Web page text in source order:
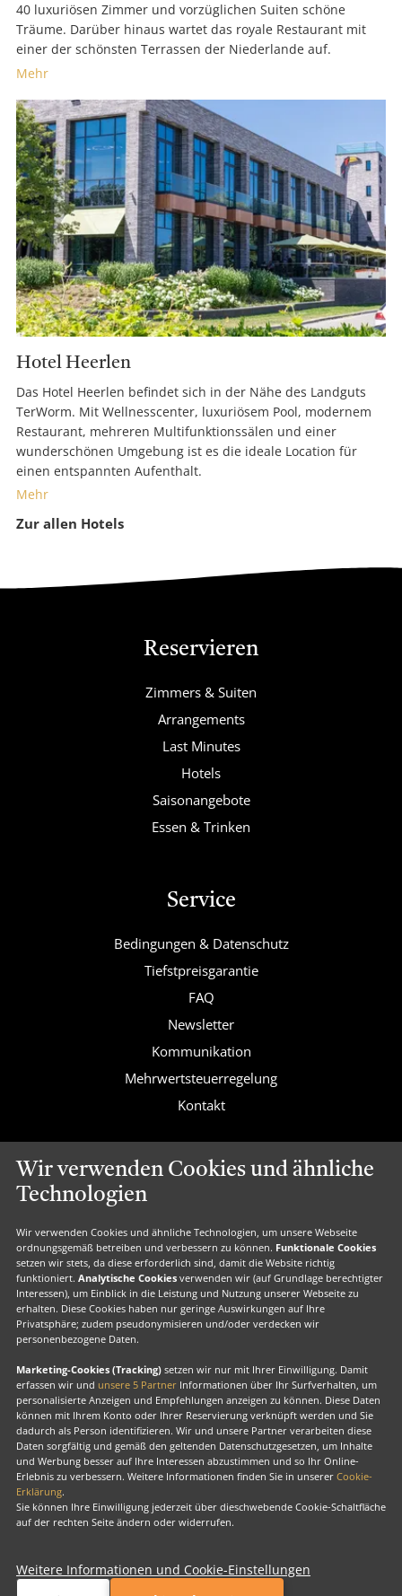
Wir verwenden Cookies und ähnliche
Technologien
Wir verwenden Cookies und ähnliche Technologien, um unsere Webseite
ordnungsgemäß betreiben und verbessern zu können. Funktionale Cookies
setzen wir stets, da diese erforderlich sind, damit die Website richtig
funktioniert. Analytische Cookies verwenden wir (auf Grundlage berechtigter
Interessen), um Einblick in die Leistung und Nutzung unserer Webseite zu
erhalten. Diese Cookies haben nur geringe Auswirkungen auf Ihre
Privatsphäre; zudem pseudonymisieren und/oder verdecken wir
personenbezogene Daten.
Marketing-Cookies (Tracking) setzen wir nur mit Ihrer Einwilligung. Damit
erfassen wir und unsere 5 Partner Informationen über Ihr Surfverhalten, um
personalisierte Anzeigen und Empfehlungen anzeigen zu können. Diese Daten
können mit Ihrem Konto oder Ihrer Reservierung verknüpft werden und Sie
dadurch als Person identifizieren. Wir und unsere Partner verarbeiten diese
Daten sorgfältig und gemäß den geltenden Datenschutzgesetzen, um Inhalte
und Werbung besser auf Ihre Interessen abzustimmen und so Ihr Online-
Erlebnis zu verbessern. Weitere Informationen finden Sie in unserer Cookie-
Erklärung.
Sie können Ihre Einwilligung jederzeit über dieschwebende Cookie-Schaltfläche
auf der rechten Seite ändern oder widerrufen.
Weitere Informationen und Cookie-Einstellungen
40 luxuriösen Zimmer und vorzüglichen Suiten schöne
Träume. Darüber hinaus wartet das royale Restaurant mit
einer der schönsten Terrassen der Niederlande auf.
Mehr
Hotel Heerlen
Das Hotel Heerlen befindet sich in der Nähe des Landguts
TerWorm. Mit Wellnesscenter, luxuriösem Pool, modernem
Restaurant, mehreren Multifunktionssälen und einer
wunderschönen Umgebung ist es die ideale Location für
einen entspannten Aufenthalt.
Mehr
Zur allen Hotels
Reservieren
Zimmers & Suiten
Arrangements
Last Minutes
Hotels
Saisonangebote
Essen & Trinken
Service
Bedingungen & Datenschutz
Tiefstpreisgarantie
FAQ
Newsletter
Kommunikation
Mehrwertsteuerregelung
Kontakt
Valk Exclusief
Valk Geschenkkarte
Valk Suiten
Valk Exclusief Membership
Valk Exclusief Zakelijk
FacebookInstagramLinkedIn
Urheberrecht
Valk Exclusief